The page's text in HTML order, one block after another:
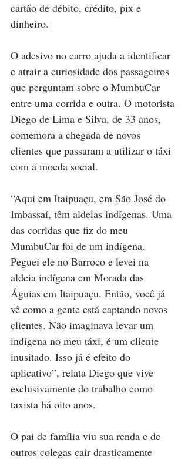
cartão de débito, crédito, pix e
dinheiro.
O adesivo no carro ajuda a identificar
e atrair a curiosidade dos passageiros
que perguntam sobre o MumbuCar
entre uma corrida e outra. O motorista
Diego de Lima e Silva, de 33 anos,
comemora a chegada de novos
clientes que passaram a utilizar o táxi
com a moeda social.
“Aqui em Itaipuaçu, em São José do
Imbassaí, têm aldeias indígenas. Uma
das corridas que fiz do meu
MumbuCar foi de um indígena.
Peguei ele no Barroco e levei na
aldeia indígena em Morada das
Águias em Itaipuaçu. Então, você já
vê como a gente está captando novos
clientes. Não imaginava levar um
indígena no meu táxi, é um cliente
inusitado. Isso já é efeito do
aplicativo”, relata Diego que vive
exclusivamente do trabalho como
taxista há oito anos.
O pai de família viu sua renda e de
outros colegas cair drasticamente